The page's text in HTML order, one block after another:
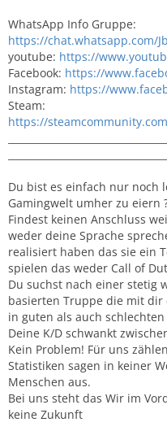
WhatsApp Info Gruppe:
https://chat.whatsapp.com/
youtube: https://
Facebook: https://
Instagram: https://
Steam:
https://
Du bist es einfach nur noch
Gamingwelt umher zu eiern
Findest keinen Anschluss
weder deine Sprache
realisiert haben das sie ein
spielen das weder Call of
Du suchst nach einer stetig
basierten Truppe die mit dir
in guten als auch schlechten
Deine K/D schwankt
Kein Problem! Für uns
Statistiken sagen in keiner
Menschen aus.
Bei uns steht das Wir im
keine Zukunft